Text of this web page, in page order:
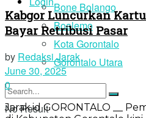
Bone Bolango
Boalemo
Kota Gorontalo
Gorontalo Utara
No Result
Kabgor Luncurkan
Bayar Retribusi Pasar
by Redaksi Jarak
June 30, 2025
0
Jarak.id GORONTALO __